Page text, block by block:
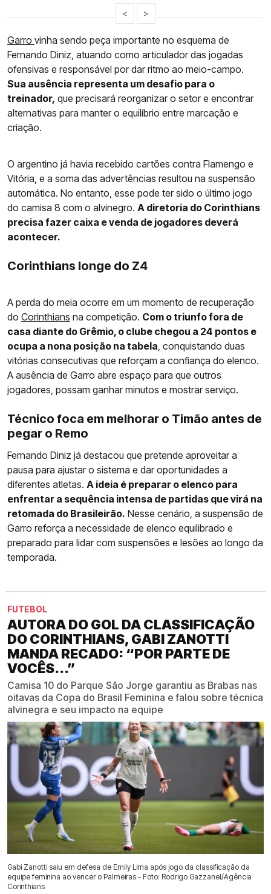
< >
Garro vinha sendo peça importante no esquema de
Fernando Diniz, atuando como articulador das jogadas
ofensivas e responsável por dar ritmo ao meio-campo.
Sua ausência representa um desafio para o
treinador, que precisará reorganizar o setor e encontrar
alternativas para manter o equilíbrio entre marcação e
criação.
O argentino já havia recebido cartões contra Flamengo e
Vitória, e a soma das advertências resultou na suspensão
automática. No entanto, esse pode ter sido o último jogo
do camisa 8 com o alvinegro. A diretoria do Corinthians
precisa fazer caixa e venda de jogadores deverá
acontecer.
Corinthians longe do Z4
A perda do meia ocorre em um momento de recuperação
do Corinthians na competição. Com o triunfo fora de
casa diante do Grêmio, o clube chegou a 24 pontos e
ocupa a nona posição na tabela , conquistando duas
vitórias consecutivas que reforçam a confiança do elenco.
A ausência de Garro abre espaço para que outros
jogadores, possam ganhar minutos e mostrar serviço.
Técnico foca em melhorar o Timão antes de
pegar o Remo
Fernando Diniz já destacou que pretende aproveitar a
pausa para ajustar o sistema e dar oportunidades a
diferentes atletas. A ideia é preparar o elenco para
enfrentar a sequência intensa de partidas que virá na
retomada do Brasileirão. Nesse cenário, a suspensão de
Garro reforça a necessidade de elenco equilibrado e
preparado para lidar com suspensões e lesões ao longo da
temporada.
FUTEBOL
AUTORA DO GOL DA CLASSIFICAÇÃO
DO CORINTHIANS, GABI ZANOTTI
MANDA RECADO: “POR PARTE DE
VOCÊS...”
Camisa 10 do Parque São Jorge garantiu as Brabas nas
oitavas da Copa do Brasil Feminina e falou sobre técnica
alvinegra e seu impacto na equipe
Gabi Zanotti saiu em defesa de Emily Lima após jogo da classificação da
equipe feminina ao vencer o Palmeiras - Foto: Rodrigo Gazzanel/Agência
Corinthians